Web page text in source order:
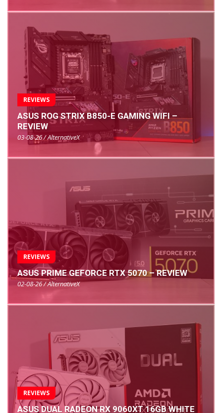
REVIEWS
ASUS ROG STRIX B850-E GAMING WIFI –
REVIEW
03-08-26 / AlternativeX
REVIEWS
ASUS PRIME GEFORCE RTX 5070 – REVIEW
02-08-26 / AlternativeX
REVIEWS
ASUS DUAL RADEON RX 9060XT 16GB WHITE